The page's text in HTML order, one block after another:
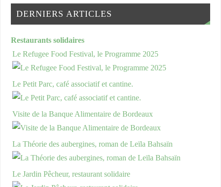
DERNIERS ARTICLES
Restaurants solidaires
Le Refugee Food Festival, le Programme 2025
Le Petit Parc, café associatif et cantine.
Visite de la Banque Alimentaire de Bordeaux
La Théorie des aubergines, roman de Leïla Bahsaïn
Le Jardin Pêcheur, restaurant solidaire